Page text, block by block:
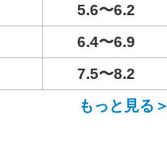
5.6〜6.2
6.4〜6.9
7.5〜8.2
もっと見る＞